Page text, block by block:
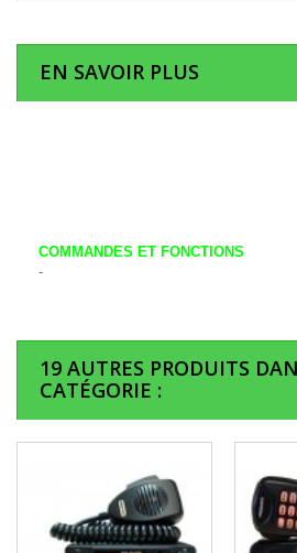
EN SAVOIR PLUS
COMMANDES ET FONCTIONS
-
19 AUTRES PRODUITS
CATÉGORIE :